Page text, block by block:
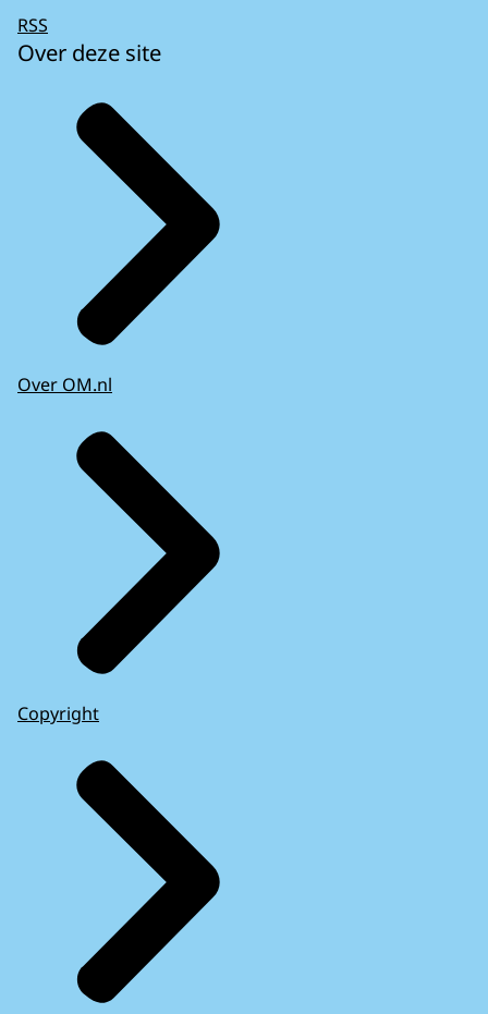
RSS
Over deze site
Over OM.nl
Copyright